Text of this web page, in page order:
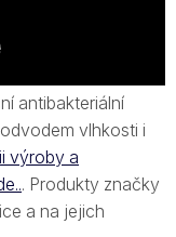
antibakteriální
vlhkosti i
výroby a
. Produkty značky
a na jejich